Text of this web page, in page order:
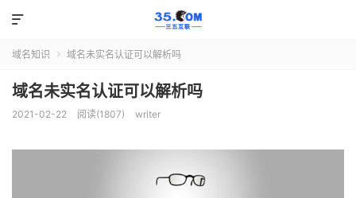

域名知识  域名未实名认证可以解析吗
域名未实名认证可以解析吗
2021-02-22 阅读(1807) writer